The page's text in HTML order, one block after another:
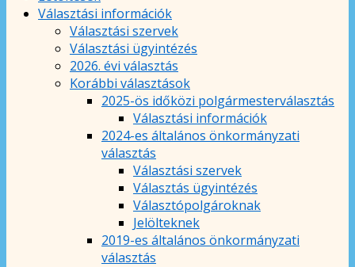
Választási információk
Választási szervek
Választási ügyintézés
2026. évi választás
Korábbi választások
2025-ös időközi polgármesterválasztás
Választási információk
2024-es általános önkormányzati
választás
Választási szervek
Választás ügyintézés
Választópolgároknak
Jelölteknek
2019-es általános önkormányzati
választás